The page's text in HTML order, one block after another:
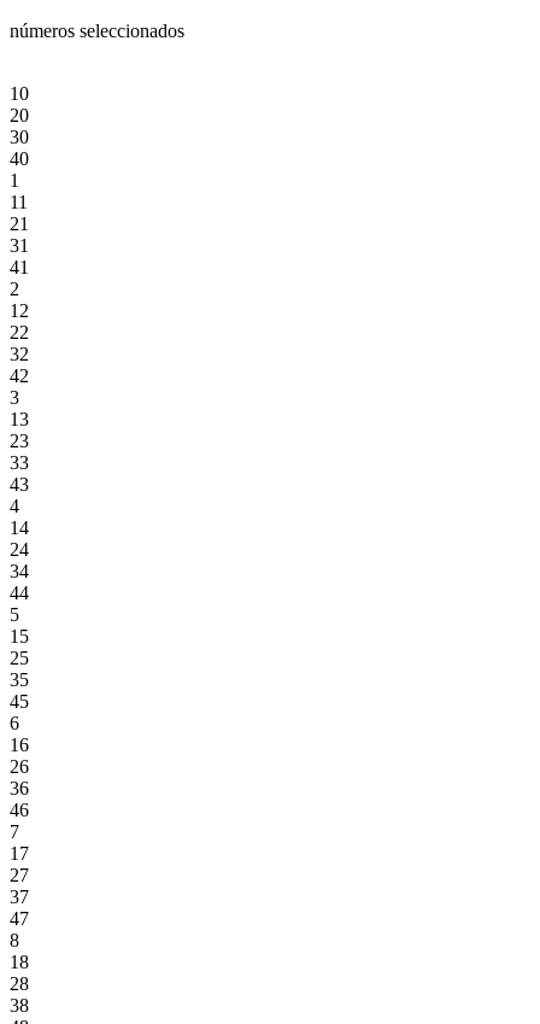
números seleccionados
10
20
30
40
1
11
21
31
41
2
12
22
32
42
3
13
23
33
43
4
14
24
34
44
5
15
25
35
45
6
16
26
36
46
7
17
27
37
47
8
18
28
38